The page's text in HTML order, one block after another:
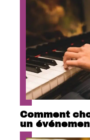
Comment
un